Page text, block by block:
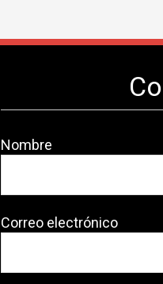
Nombre
Correo electrónico